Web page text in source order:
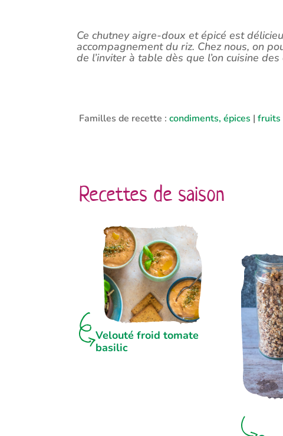
Ce chutney aigre-doux et épicé est
accompagnement du riz. Chez nous, on
de l’inviter à table dès que l’on cuisine
Familles de recette :condiments, épices |fruits
Recettes de saison
Velouté froid tomate
basilic